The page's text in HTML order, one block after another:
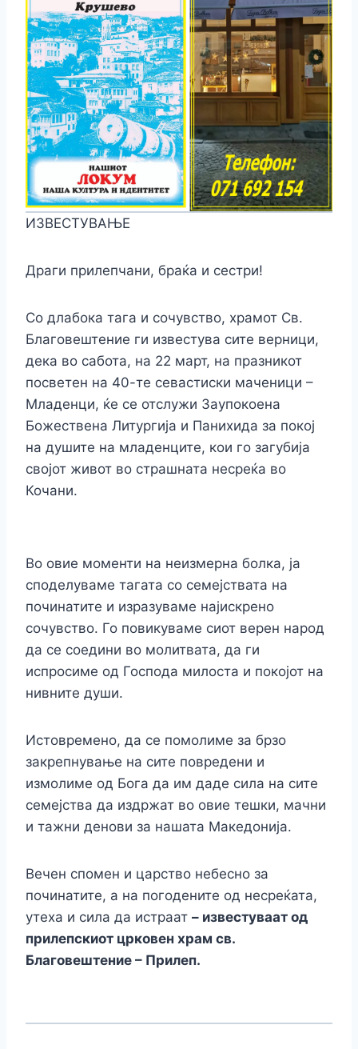
ИЗВЕСТУВАЊЕ
Драги прилепчани, браќа и сестри!
Со длабока тага и сочувство, храмот Св.
Благовештение ги известува сите верници,
дека во сабота, на 22 март, на празникот
посветен на 40-те севастиски маченици –
Младенци, ќе се отслужи Заупокоена
Божествена Литургија и Панихида за покој
на душите на младенците, кои го загубија
својот живот во страшната несреќа во
Кочани.
Во овие моменти на неизмерна болка, ја
споделуваме тагата со семејствата на
починатите и изразуваме најискрено
сочувство. Го повикуваме сиот верен народ
да се соедини во молитвата, да ги
испросиме од Господа милоста и покојот на
нивните души.
Истовремено, да се помолиме за брзо
закрепнување на сите повредени и
измолиме од Бога да им даде сила на сите
семејства да издржат во овие тешки, мачни
и тажни денови за нашата Македонија.
Вечен спомен и царство небесно за
починатите, а на погодените од несреќата,
утеха и сила да истраат – известуваат од
прилепскиот црковен храм св.
Благовештение – Прилеп.